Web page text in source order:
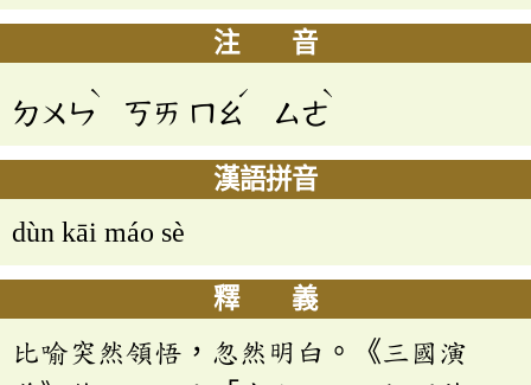
注 音
ㄉㄨㄣ
ˋ
ㄎㄞ ㄇㄠ
ˊ
ㄙㄜ
ˋ
漢語拼音
dùn kāi máo sè
釋 義
比喻突然領悟，忽然明白。《三國演